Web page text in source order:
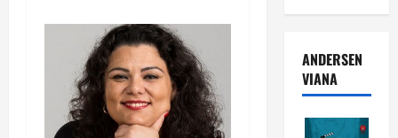
ANDERSEN
VIANA